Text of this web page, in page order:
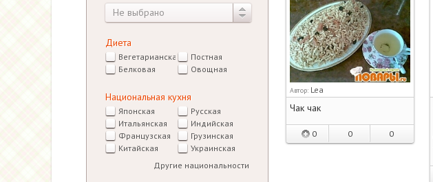
Автор: Lea
Чак чак
0 0 0
Не выбрано
Диета
Вегетарианская
Постная
Белковая
Овощная
Национальная кухня
Японская
Русская
Итальянская
Индийская
Французская
Грузинская
Китайская
Украинская
Другие национальности